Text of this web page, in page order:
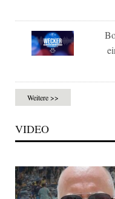
Weitere >>
VIDEO